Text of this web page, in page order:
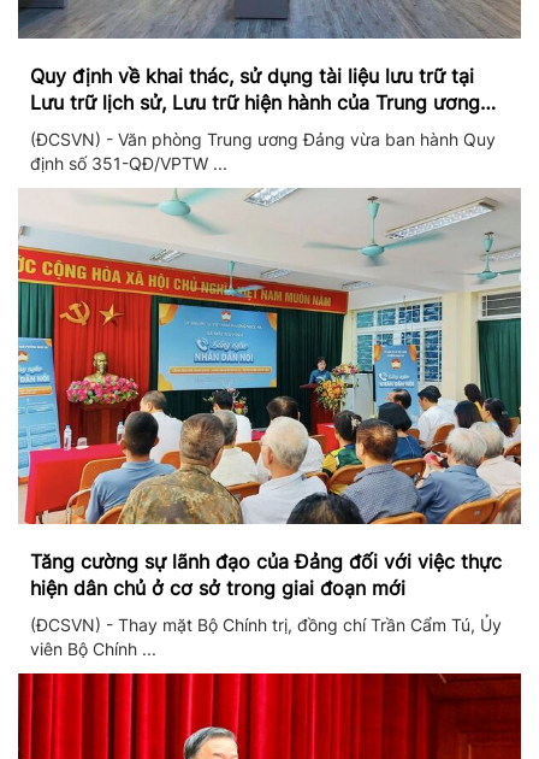
Quy định về khai thác, sử dụng tài liệu lưu trữ tại
Lưu trữ lịch sử, Lưu trữ hiện hành của Trung ương
Đảng và Văn phòng Trung ương Đảng
(ĐCSVN) - Văn phòng Trung ương Đảng vừa ban hành Quy
định số 351-QĐ/VPTW ...
Tăng cường sự lãnh đạo của Đảng đối với việc thực
hiện dân chủ ở cơ sở trong giai đoạn mới
(ĐCSVN) - Thay mặt Bộ Chính trị, đồng chí Trần Cẩm Tú, Ủy
viên Bộ Chính ...